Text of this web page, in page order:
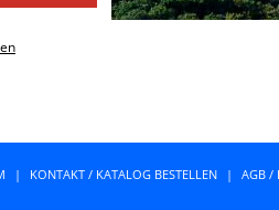
| KONTAKT / KATALOG BESTELLEN |
AGB /